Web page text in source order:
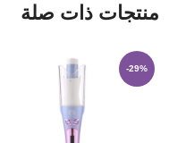
منتجات ذات صلة
-29%